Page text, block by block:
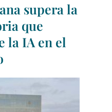
supera la
que
la IA en el